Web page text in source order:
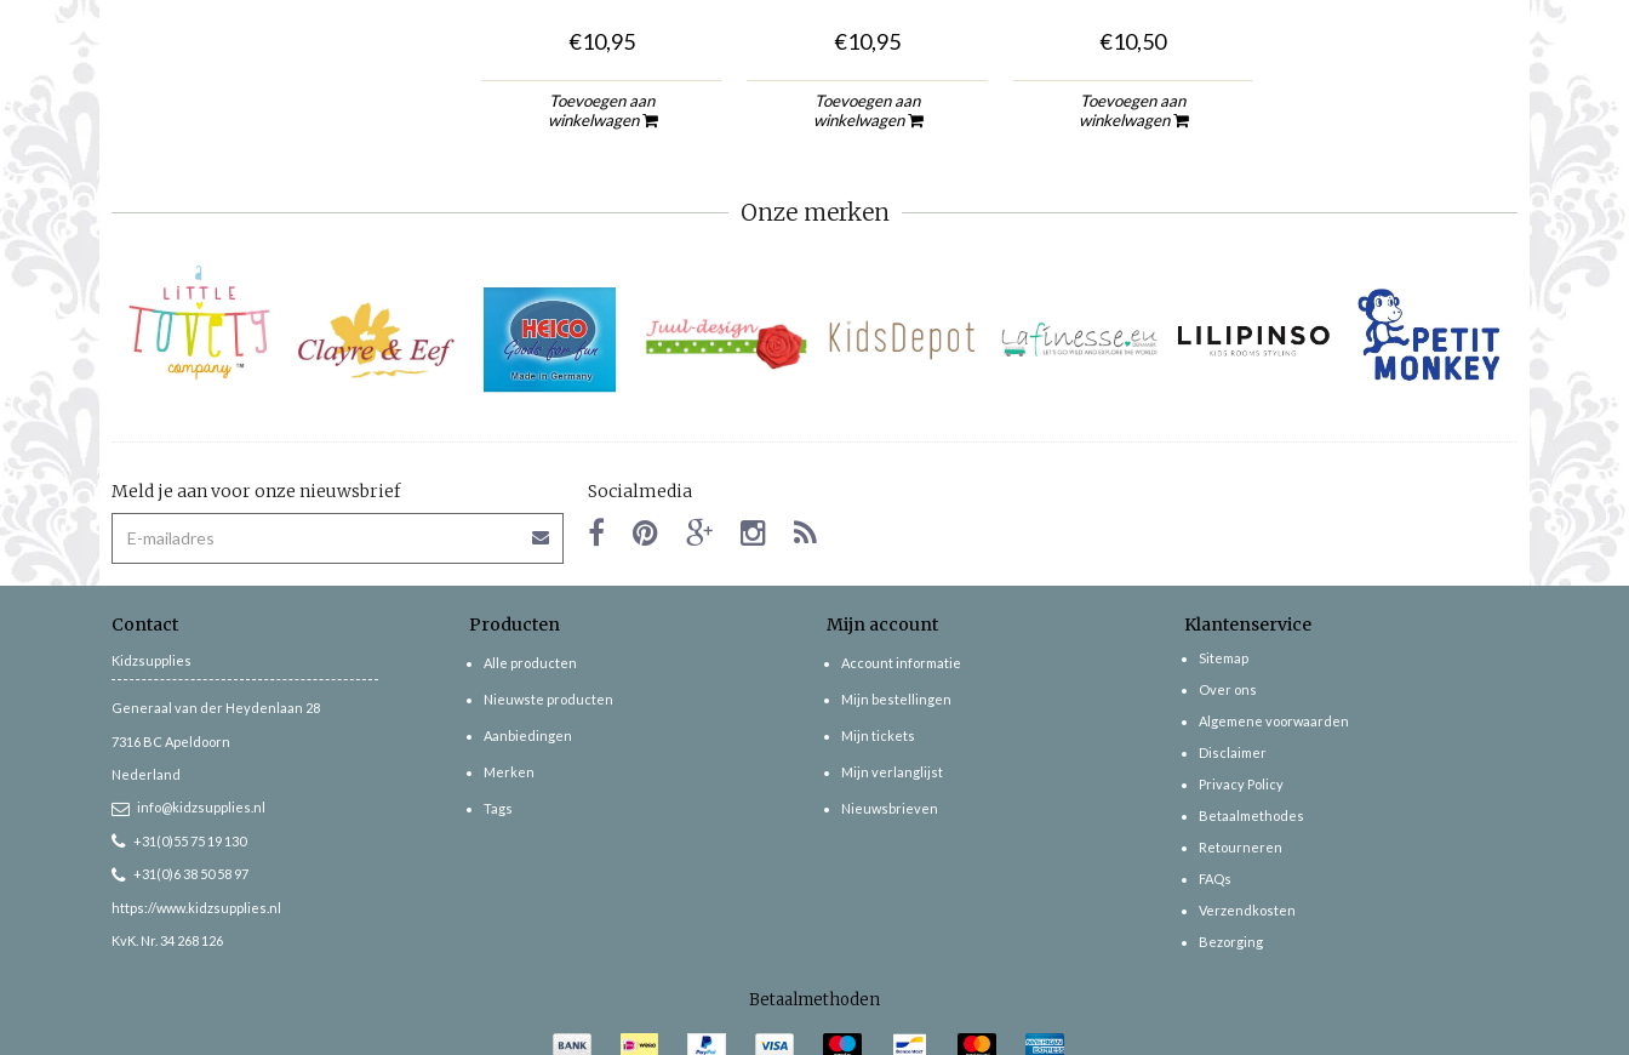
€10,95
Toevoegen aan
winkelwagen
€10,95
Toevoegen aan
winkelwagen
€10,50
Toevoegen aan
winkelwagen
Onze merken
Meld je aan voor onze nieuwsbrief Socialmedia
Contact
Kidzsupplies
Generaal van der Heydenlaan 28
7316 BC Apeldoorn
Nederland
info@kidzsupplies.nl
+31(0)55 75 19 130
+31(0)6 38 50 58 97
https://www.kidzsupplies.nl
KvK. Nr. 34 268 126
Producten
Alle producten
Nieuwste producten
Aanbiedingen
Merken
Tags
Mijn account
Account informatie
Mijn bestellingen
Mijn tickets
Mijn verlanglijst
Nieuwsbrieven
Klantenservice
Sitemap
Over ons
Algemene voorwaarden
Disclaimer
Privacy Policy
Betaalmethodes
Retourneren
FAQs
Verzendkosten
Bezorging
Betaalmethoden